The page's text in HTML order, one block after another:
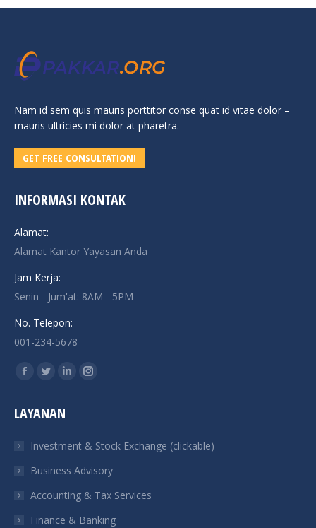
Nam id sem quis mauris porttitor conse quat id vitae dolor –
mauris ultricies mi dolor at pharetra.
GET FREE CONSULTATION!
INFORMASI KONTAK
Alamat:
Alamat Kantor Yayasan Anda
Jam Kerja:
Senin - Jum'at: 8AM - 5PM
No. Telepon:
001-234-5678
Find us on:
Facebook
opens
new
window
Twitter
opens
new
window
Linkedin
new
window
Instagram
new
window
LAYANAN
Investment & Stock Exchange (clickable)
Business Advisory
Accounting & Tax Services
Finance & Banking